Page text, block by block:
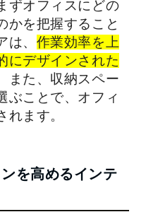
ずオフィスにどの
かを把握すること
、 作業効率を上
にデザインされた
また、収納スペー
ぶことで、オフィ
れます。
を高めるインテ